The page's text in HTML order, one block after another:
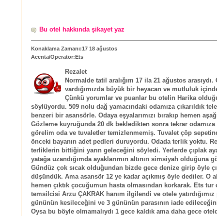
Bu otel hakkında şikayet yaz
Konaklama Zamanı:17 18 ağustos
Acenta/Operatör:Ets
Rezalet
Normalde tatil aralığım 17 ila 21 ağustos arasıydı.
vardığımızda büyük bir heyacan ve mutluluk
Çünkü yorumlar ve puanlar bu otelin Harika
söylüyordu. 509 nolu dağ yamacındaki odamıza çıkarıldık
benzeri bir asansörle. Odaya eşyalarımızı bırakıp hemen
Gözleme kuyruğunda 20 dk bekledikten sonra tekrar odamıza
görelim oda ve tuvaletler temizlenmemiş. Tuvalet çöp
önceki bayanın adet pedleri duruyordu. Odada terlik yoktu.
terliklerin bittiğini yarın geleceğini söyledi. Yerlerde çıplak
yatağa uzandığımda ayaklarımın altının simsiyah olduğuna
Gündüz çok sıcak olduğundan bizde gece denize girip öyle
düşündük. Ama asansör 12 ye kadar açıkmış öyle dediler. O
hemen çıktık çocuğumun hasta olmasından korkarak. Ets tur
temsilcisi Arzu ÇAKRAK hanım ilgilendi ve otele yatırdığımız
gününün kesileceğini ve 3 gününün parasının iade
Oysa bu böyle olmamalıydı 1 gece kaldık ama daha gece